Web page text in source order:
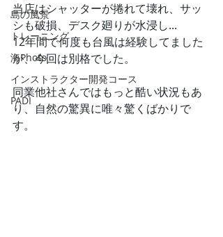
島の風景
トレーニング
海Photo
インストラクター開発コース
PADI
当店はシャッターが捲れて壊れ、サッ
シも破損、デスク廻りが水浸し...
12年間で何度も台風は経験してました
が、今回は別格でした。
同業他社さんではもっと酷い状況もあ
り、自然の驚異に唯々驚くばかりで
す。